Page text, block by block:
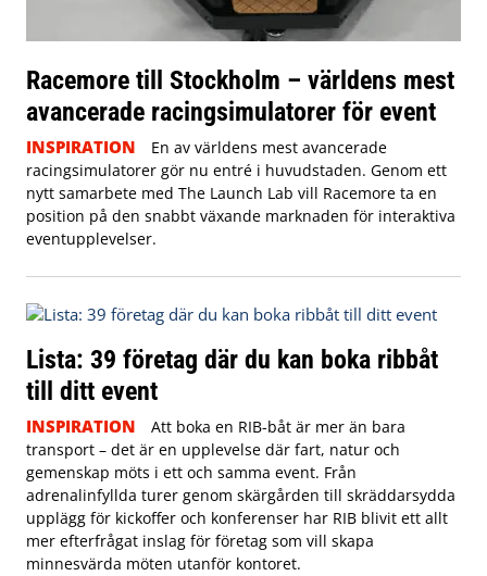
Racemore till Stockholm – världens mest
avancerade racingsimulatorer för event
INSPIRATION
En av världens mest avancerade
racingsimulatorer gör nu entré i huvudstaden. Genom ett
nytt samarbete med The Launch Lab vill Racemore ta en
position på den snabbt växande marknaden för interaktiva
eventupplevelser.
Lista: 39 företag där du kan boka ribbåt
till ditt event
INSPIRATION
Att boka en RIB-båt är mer än bara
transport – det är en upplevelse där fart, natur och
gemenskap möts i ett och samma event. Från
adrenalinfyllda turer genom skärgården till skräddarsydda
upplägg för kickoffer och konferenser har RIB blivit ett allt
mer efterfrågat inslag för företag som vill skapa
minnesvärda möten utanför kontoret.